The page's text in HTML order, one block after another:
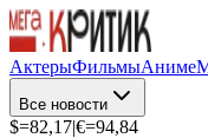
АктерыФильмыАниме
Все новости
$=82,17|€=94,84